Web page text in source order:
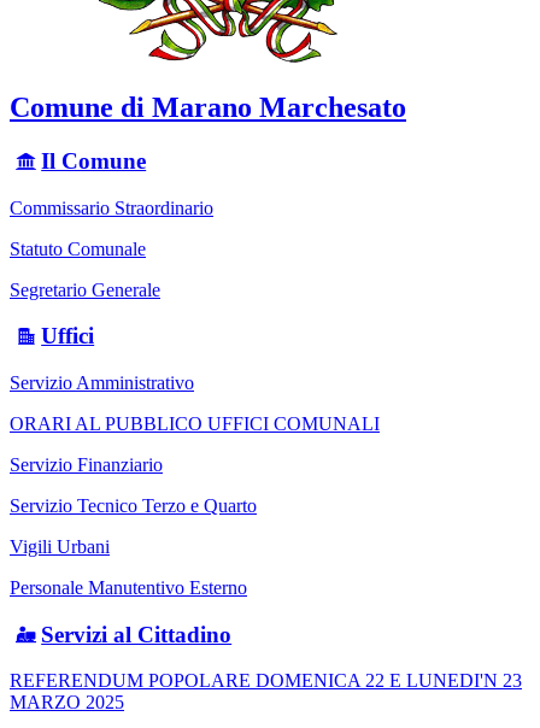
Comune di Marano Marchesato
Il Comune
Commissario Straordinario
Statuto Comunale
Segretario Generale
Uffici
Servizio Amministrativo
ORARI AL PUBBLICO UFFICI COMUNALI
Servizio Finanziario
Servizio Tecnico Terzo e Quarto
Vigili Urbani
Personale Manutentivo Esterno
Servizi al Cittadino
REFERENDUM POPOLARE DOMENICA 22 E LUNEDI'N 23
MARZO 2025